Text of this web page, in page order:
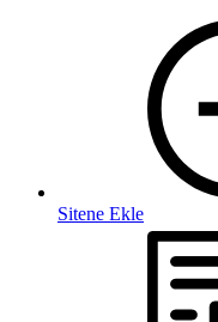
Sitene Ekle